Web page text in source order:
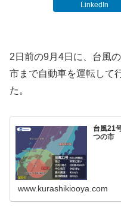
LinkedIn
2日前の9月4日に、台風
市まで自動車を運転して
た。
台風21
つの市
www.kurashikiooya.com